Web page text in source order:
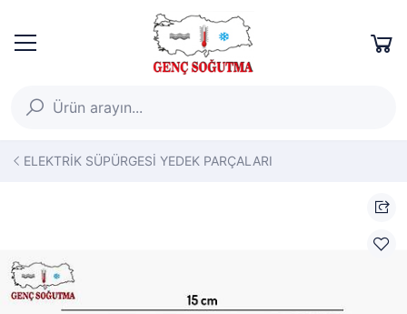
ELEKTRİK SÜPÜRGESİ YEDEK PARÇALARI